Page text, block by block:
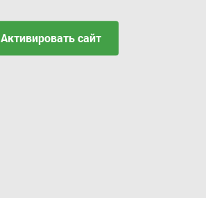
Активировать сайт